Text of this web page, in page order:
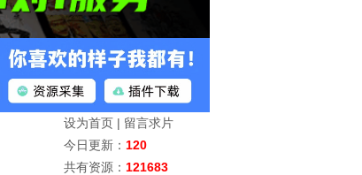
设为首页 | 留言求片
今日更新： 120
共有资源： 121683